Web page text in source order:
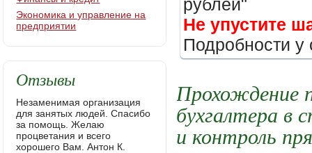
рублей"
Не упустите
Подробности
Прохождение
бухгалтера в
и контроль
Экономика и управление на
предприятии
Отзывы
Незаменимая организация
для занятых людей. Спасибо
за помощь. Желаю
процветания и всего
хорошего Вам. Антон К.